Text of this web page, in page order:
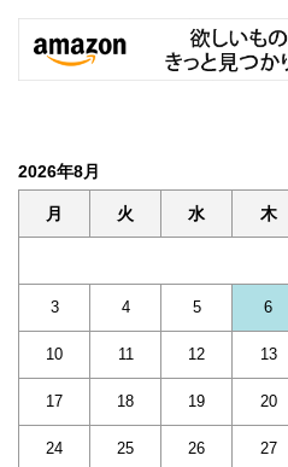
2026年8月
月 火 水 木
3 4 5 6
10 11 12 13
17 18 19 20
24 25 26 27